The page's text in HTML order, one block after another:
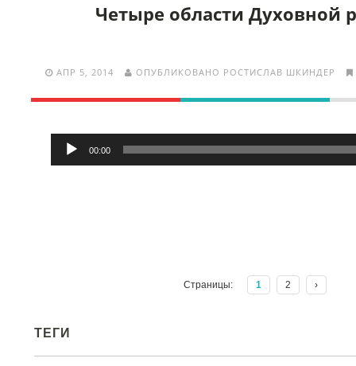
Четыре области Духовной
АПР 5, 2014 ОПУБЛИКОВАНО РОСТИСЛАВ ШКИНДЕР
Аудиоплеер
00:00
Страницы: 1 2 ›
ТЕГИ